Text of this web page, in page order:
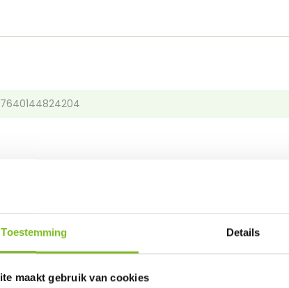
Toestemming Details
maakt gebruik van cookies
7640144824204